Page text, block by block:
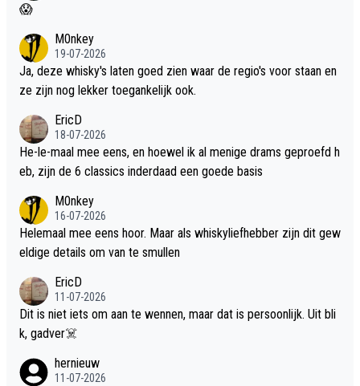
😱
M0nkey
19-07-2026
Ja, deze whisky's laten goed zien waar de regio's voor staan en
ze zijn nog lekker toegankelijk ook.
EricD
18-07-2026
He-le-maal mee eens, en hoewel ik al menige drams geproefd h
eb, zijn de 6 classics inderdaad een goede basis
M0nkey
16-07-2026
Helemaal mee eens hoor. Maar als whiskyliefhebber zijn dit gew
eldige details om van te smullen
EricD
11-07-2026
Dit is niet iets om aan te wennen, maar dat is persoonlijk. Uit bli
k, gadver☠️
hernieuw
11-07-2026